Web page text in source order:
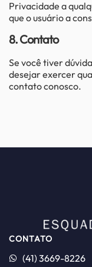
Privacidade a
que o usuário a
8. Contato
Se você tiver
desejar exercer
contato conosco.
CONTATO
(41) 3669-8226